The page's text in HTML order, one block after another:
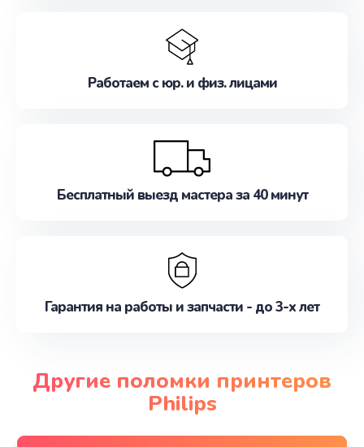
Работаем с юр. и физ. лицами
Бесплатный выезд мастера за 40 минут
Гарантия на работы и запчасти - до 3-х лет
Другие поломки принтеров
Philips